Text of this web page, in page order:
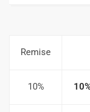
Remise
10%